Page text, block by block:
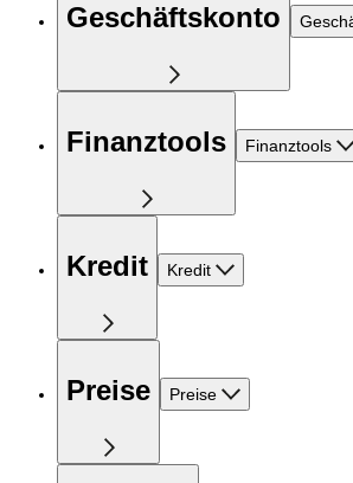
Geschäftskonto
Finanztools Finanztools
Kredit Kredit
Preise Preise